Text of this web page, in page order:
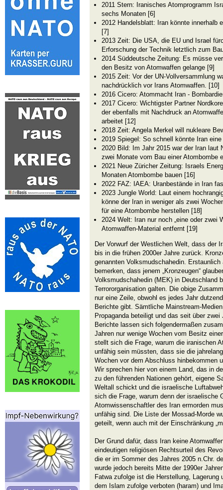
2011 Stern: Iranisches Atomprogramm
sechs Monaten [6]
2012 Handelsblatt: Iran könnte innerhalb
[7]
2013 Zeit: Die USA, die EU und Israel
Erforschung der Technik letztlich zum
2014 Süddeutsche Zeitung: Es müsse
den Besitz von Atomwaffen gelange [9]
2015 Zeit: Vor der UN-Vollversammlung
nachdrücklich vor Irans Atomwaffen. [10]
2016 Cicero: Atommacht Iran -
2017 Cicero: Wichtigster Partner
der ebenfalls mit Nachdruck an
arbeitet [12]
2018 Zeit: Angela Merkel will nukleare
2019 Spiegel: So schnell könnte Iran
2020 Bild: Im Jahr 2015 war der Iran laut
zwei Monate vom Bau einer Atombombe
2021 Neue Züricher Zeitung: Israels
Monaten Atombombe bauen [16]
2022 FAZ: IAEA: Uranbestände in Iran
2023 Jungle World: Laut einem
könne der Iran in weniger als zwei
für eine Atombombe herstellen [18]
2024 Welt: Iran nur noch „eine oder zwei
Atomwaffen-Material entfernt [19]
Der Vorwurf der Westlichen Welt, dass der
bis in die frühen 2000er Jahre zurück.
genannten Volksmudschahedin.
bemerken, dass jenem „Kronzeugen“
Volksmudschahedin (MEK) in Deutschland
Terrororganisation galten. Die obige
nur eine Zeile, obwohl es jedes Jahr
Berichte gibt. Sämtliche Mainstream-
Propaganda beteiligt und das seit über zwei
Berichte lassen sich folgendermaßen
Jahren nur wenige Wochen vom Besitz
stellt sich die Frage, warum die iranischen
unfähig sein müssten, dass sie die
Wochen vor dem Abschluss hinbekommen
Wir sprechen hier von einem Land, das in
zu den führenden Nationen gehört, eigene
Weltall schickt und die israelische
sich die Frage, warum denn der israelische
Atomwissenschaftler des Iran ermorden
unfähig sind. Die Liste der Mossad-Morde
geteilt, wenn auch mit der Einschränkung
Der Grund dafür, dass Iran keine
eindeutigen religiösen Rechtsurteil des
die er im Sommer des Jahres 2005 n.Chr.
wurde jedoch bereits Mitte der 1990er
Fatwa zufolge ist die Herstellung, Lagerung
dem Islam zufolge verboten (haram) und